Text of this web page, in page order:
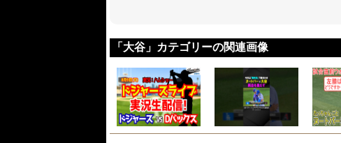
「大谷」カテゴリーの関連画像